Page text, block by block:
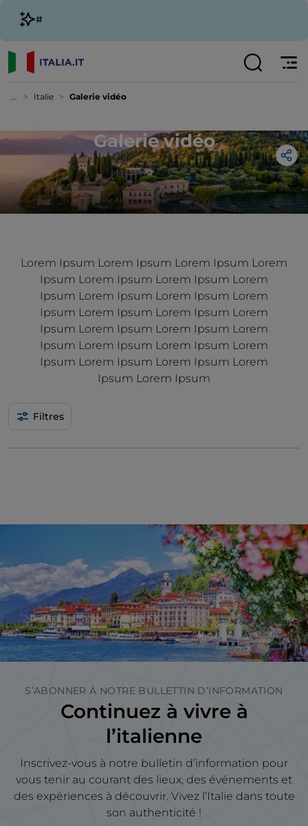
#
... Italie Galerie vidéo
Galerie vidéo
Lorem Ipsum Lorem Ipsum Lorem Ipsum Lorem
Ipsum Lorem Ipsum Lorem Ipsum Lorem
Ipsum Lorem Ipsum Lorem Ipsum Lorem
Ipsum Lorem Ipsum Lorem Ipsum Lorem
Ipsum Lorem Ipsum Lorem Ipsum Lorem
Ipsum Lorem Ipsum Lorem Ipsum Lorem
Ipsum Lorem Ipsum Lorem Ipsum Lorem
Ipsum Lorem Ipsum
Filtres
S’ABONNER À NOTRE BULLETTIN D’INFORMATION
Continuez à vivre à
l’italienne
Inscrivez-vous à notre bulletin d’information pour
vous tenir au courant des lieux, des événements et
des expériences à découvrir. Vivez l’Italie dans toute
son authenticité !